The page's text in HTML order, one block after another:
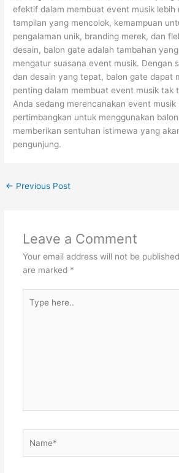
efektif dalam membuat event musik lebih
tampilan yang mencolok, kemampuan
pengalaman unik, branding merek, dan
desain, balon gate adalah tambahan
mengatur suasana event musik. Dengan
dan desain yang tepat, balon gate dapat
penting dalam membuat event musik tak
Anda sedang merencanakan event musik
pertimbangkan untuk menggunakan
memberikan sentuhan istimewa yang
pengunjung.
← Previous Post
Leave a Comment
Your email address will not be
are marked *
here..